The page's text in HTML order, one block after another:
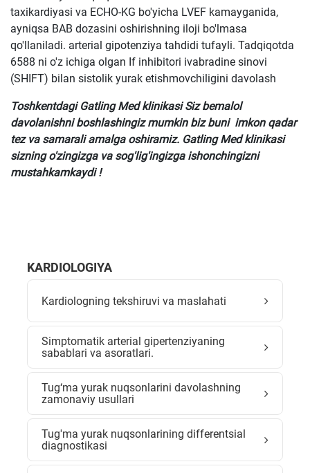
taxikardiyasi va ECHO-KG bo'yicha LVEF kamayganida,
ayniqsa BAB dozasini oshirishning iloji bo'lmasa
qo'llaniladi. arterial gipotenziya tahdidi tufayli. Tadqiqotda
6588 ni o'z ichiga olgan If inhibitori ivabradine sinovi
(SHIFT) bilan sistolik yurak etishmovchiligini davolash
Toshkentdagi Gatling Med klinikasi Siz bemalol
davolanishni boshlashingiz mumkin biz buni imkon qadar
tez va samarali amalga oshiramiz. Gatling Med klinikasi
sizning o'zingizga va sog'lig'ingizga ishonchingizni
mustahkamkaydi !
KARDIOLOGIYA
Kardiologning tekshiruvi va maslahati
Simptomatik arterial gipertenziyaning
sabablari va asoratlari.
Tug‘ma yurak nuqsonlarini davolashning
zamonaviy usullari
Tug'ma yurak nuqsonlarining differentsial
diagnostikasi